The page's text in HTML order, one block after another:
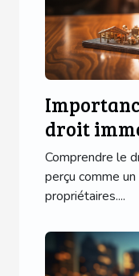
droit
Comprendre le
perçu comme
propriétaires....